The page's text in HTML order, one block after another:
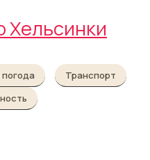
Хельсинки
Транспорт